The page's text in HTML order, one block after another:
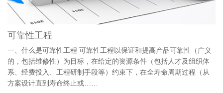
可靠性工程
一、什么是可靠性工程 可靠性工程以保证和提高产品可靠性（广义
的，包括维修性）为目标，在给定的资源条件（包括人才及组织体
系、经费投入、工程研制手段等）约束下，在全寿命周期过程（从
方案设计直到寿命终止或……